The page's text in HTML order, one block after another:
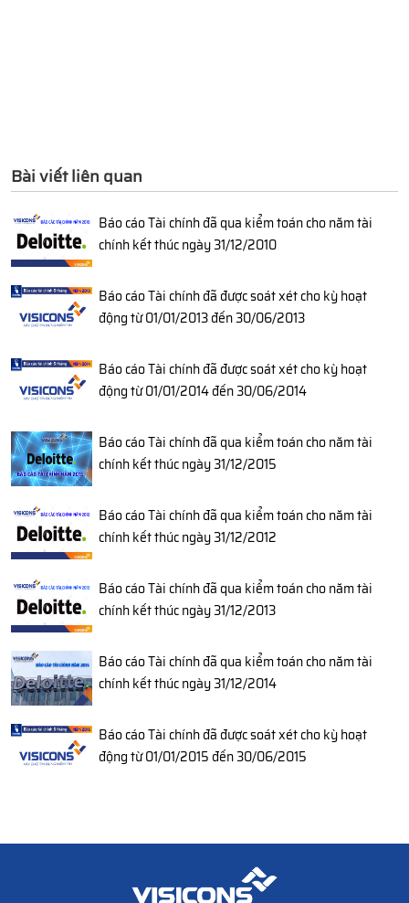
Bài viết liên quan
Báo cáo Tài chính đã qua kiểm toán cho năm tài
chính kết thúc ngày 31/12/2010
Báo cáo Tài chính đã được soát xét cho kỳ hoạt
động từ 01/01/2013 đến 30/06/2013
Báo cáo Tài chính đã được soát xét cho kỳ hoạt
động từ 01/01/2014 đến 30/06/2014
Báo cáo Tài chính đã qua kiểm toán cho năm tài
chính kết thúc ngày 31/12/2015
Báo cáo Tài chính đã qua kiểm toán cho năm tài
chính kết thúc ngày 31/12/2012
Báo cáo Tài chính đã qua kiểm toán cho năm tài
chính kết thúc ngày 31/12/2013
Báo cáo Tài chính đã qua kiểm toán cho năm tài
chính kết thúc ngày 31/12/2014
Báo cáo Tài chính đã được soát xét cho kỳ hoạt
động từ 01/01/2015 đến 30/06/2015